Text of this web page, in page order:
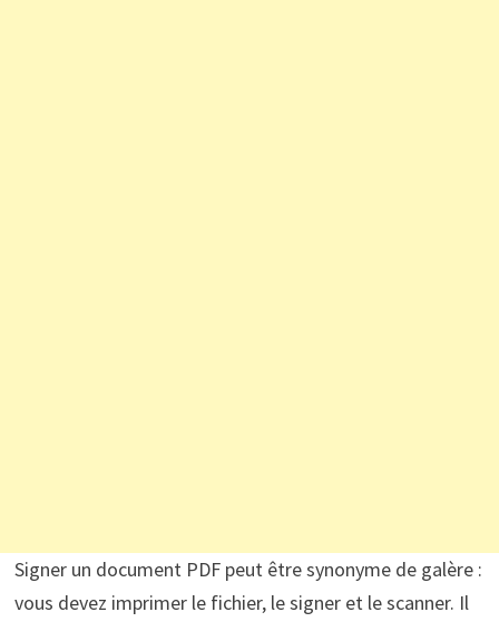
Signer un document PDF peut être synonyme de galère :
vous devez imprimer le fichier, le signer et le scanner. Il